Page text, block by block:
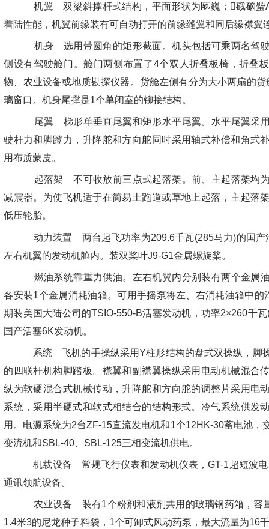
机翼 双梁斜撑杆式结构，平面形状为匦巍；硪硇蜰
着陆性能，机翼前缘装有可自动打开的前缘缝翼和同后缘襟翼
机身 选用带圆角的矩形截面。机头包括可乘两名驾
侧设有驾驶舱门。舱门两侧布置了4个双人折叠板椅，折叠
物、农业设备或地质勘探仪器。货舱左侧有分为大小两扇的
璃窗口。机身尾撑是1个单闭室的铆接结构。
尾翼 梯形单垂直尾翼和矩形水平尾翼。水平尾翼采
驶杆力和脚蹬力，升降舵和方向舵同时采用轴式补偿和角式
用布质蒙皮。
起落架 不可收放前三点式起落架。前、主起落架均
减震器。为使飞机适于在简易土跑道或草地上起落，主起落
低压轮胎。
动力装置 两台起飞功率为209.6千瓦(285马力)的国产
左右机翼的发动机舱内。装双桨叶J9-G1金属螺旋桨。
燃油系统靠重力供油。左右机翼内分别装有两个金属
各安装1个金属消耗油箱。可用手摇泵将左、右消耗油箱中的
期装美国大陆公司的TSIO-550-B活塞发动机，功率2×260千
国产活塞6K发动机。
系统 飞机的手操纵采用Y柱形结构的盘式双操纵，脚
的四联杆机构脚踏板。襟翼和副襟翼操纵采用电动机械混合
纵为软硬混合式机械传动，升降舵和方向舵的调整片采用电
系统，采用半硬式和软式相结合的结构形式。冷气系统供发
用。电源系统为2台ZF-15直流发电机和1个12HK-30蓄电池，
变流机和SBL-40、SBL-125三相变流机供电。
机载设备 常规飞行仪表和发动机仪表，GT-1超短波电
通讯领航设备。
农业设备 装有1个粉剂和液剂共用的玻璃钢药箱，容
1.4米3的尼龙种子料袋，1个可卸式风动药泵，最大流量为16